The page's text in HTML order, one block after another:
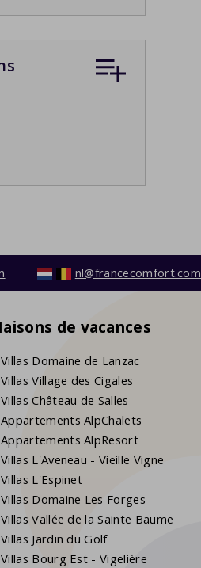
nl@francecomfort.com
de vacances
Villas Domaine de Lanzac
Villas Village des Cigales
Villas Château de Salles
Appartements AlpChalets
Appartements AlpResort
Villas L'Aveneau - Vieille Vigne
Villas L'Espinet
Villas Domaine Les Forges
Villas Vallée de la Sainte Baume
Villas Jardin du Golf
Villas Bourg Est - Vigelière